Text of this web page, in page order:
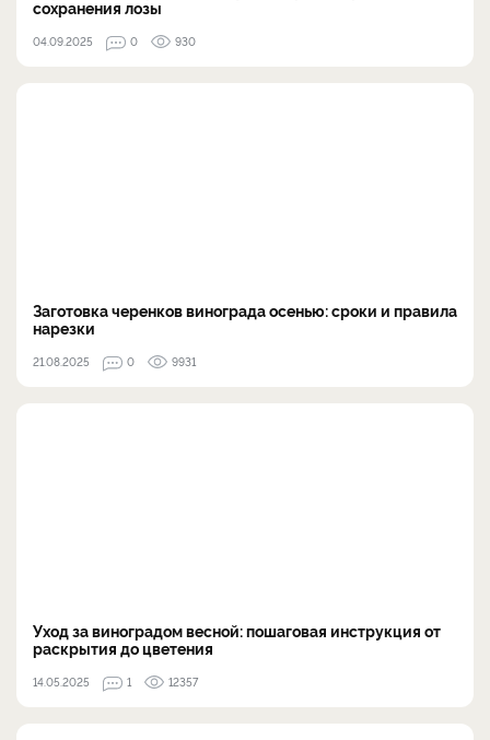
сохранения лозы
04.09.2025 0 930
Заготовка черенков винограда осенью: сроки и правила
нарезки
21.08.2025 0 9931
Уход за виноградом весной: пошаговая инструкция от
раскрытия до цветения
14.05.2025 1 12357